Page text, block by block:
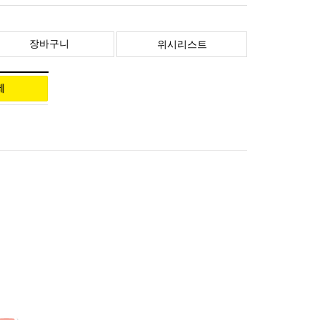
장바구니 위시리스트